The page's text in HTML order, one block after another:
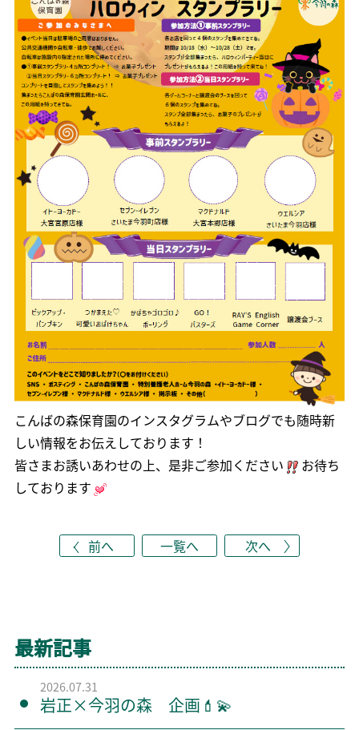
こんばの森保育園のインスタグラムやブログでも随時新
しい情報をお伝えしております！
皆さまお誘いあわせの上、是非ご参加ください
お待ち
しております
前へ 一覧へ 次へ
最新記事
2026.07.31
岩正×今羽の森 企画💄💫